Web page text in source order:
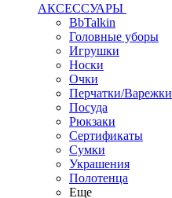
АКСЕССУАРЫ
BbTalkin
Головные уборы
Игрушки
Носки
Очки
Перчатки/Варежки
Посуда
Рюкзаки
Сертификаты
Сумки
Украшения
Полотенца
Еще